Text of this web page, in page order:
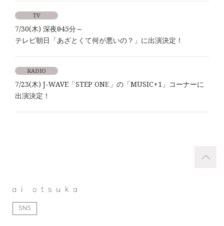
TV
7/30(木) 深夜0時45分～
テレビ朝日「あざとくて何が悪いの？」に出演決定！
RADIO
7/23(木) J-WAVE「STEP ONE」の「MUSIC+1」コーナーに
出演決定！
SNS